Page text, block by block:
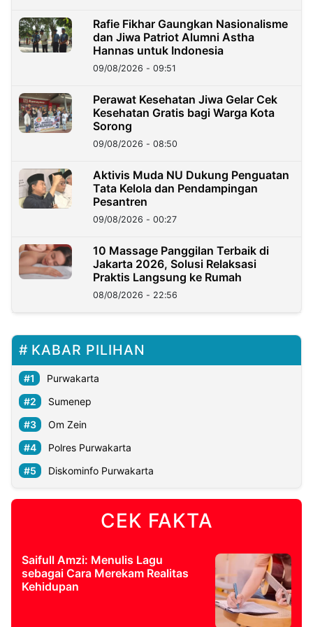
Rafie Fikhar Gaungkan Nasionalisme
dan Jiwa Patriot Alumni Astha
Hannas untuk Indonesia
09/08/2026 - 09:51
Perawat Kesehatan Jiwa Gelar Cek
Kesehatan Gratis bagi Warga Kota
Sorong
09/08/2026 - 08:50
Aktivis Muda NU Dukung Penguatan
Tata Kelola dan Pendampingan
Pesantren
09/08/2026 - 00:27
10 Massage Panggilan Terbaik di
Jakarta 2026, Solusi Relaksasi
Praktis Langsung ke Rumah
08/08/2026 - 22:56
KABAR PILIHAN
Purwakarta
Sumenep
Om Zein
Polres Purwakarta
Diskominfo Purwakarta
CEK FAKTA
Saifull Amzi: Menulis Lagu
sebagai Cara Merekam Realitas
Kehidupan